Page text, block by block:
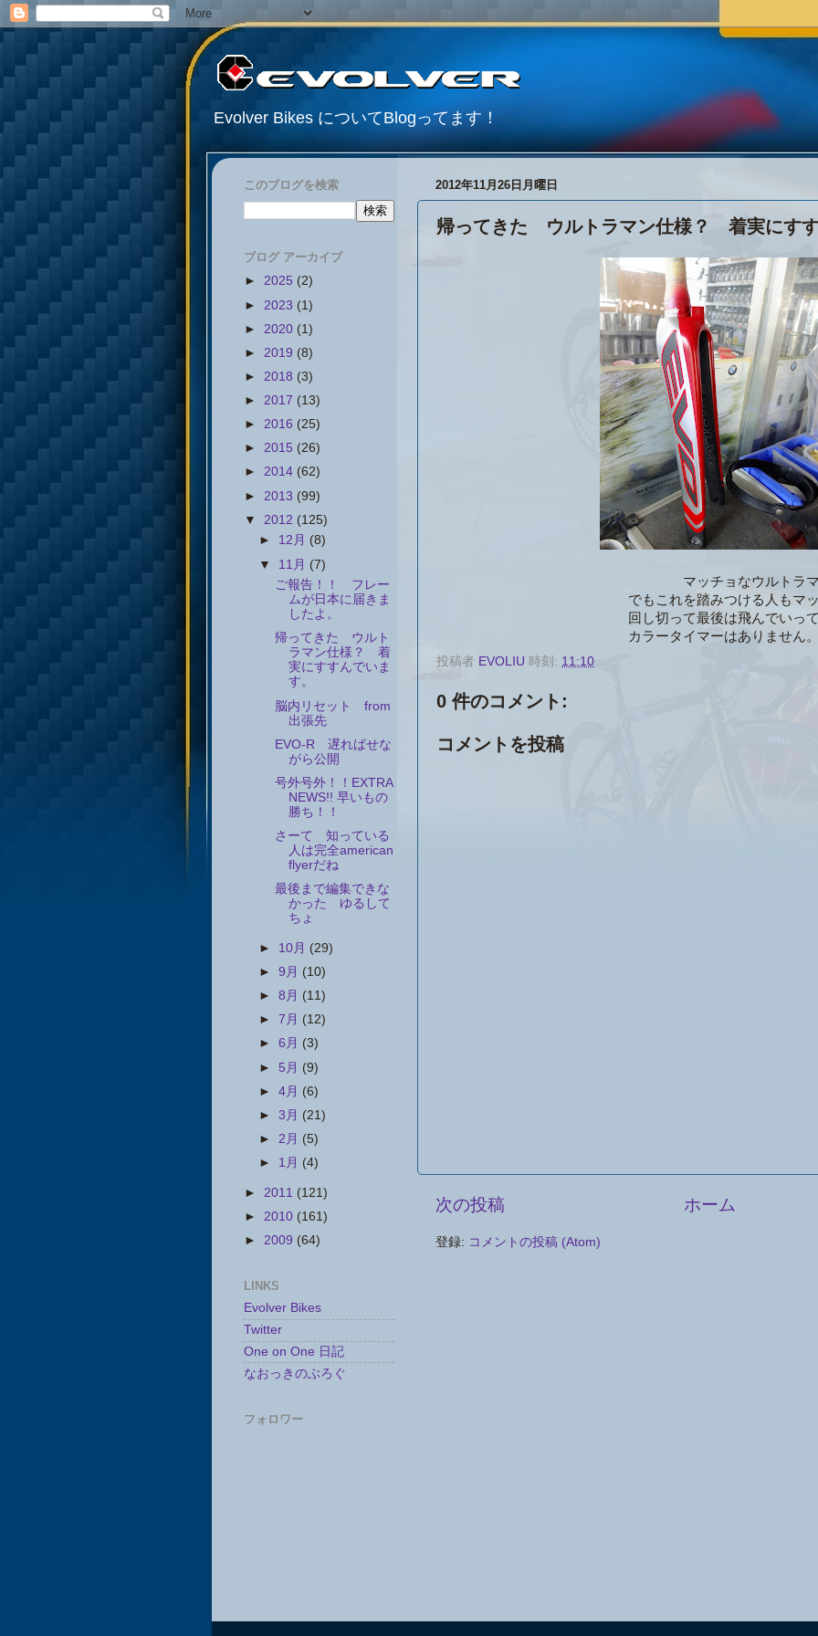
Evolver Bikes についてBlogってます！
2012年11月26日月曜日
帰ってきた ウルトラマン仕様？ 着実にす
マッチョなウルトラマン仕様が
でもこれを踏みつける人もマッチョな
回し切って最後は飛んでいってくださ
カラータイマーはありません
投稿者 EVOLIU 時刻: 11:10
0 件のコメント:
コメントを投稿
次の投稿 ホーム
登録: コメントの投稿 (Atom)
このブログを検索
ブログ アーカイブ
► 2025 (2)
► 2023 (1)
► 2020 (1)
► 2019 (8)
► 2018 (3)
► 2017 (13)
► 2016 (25)
► 2015 (26)
► 2014 (62)
► 2013 (99)
▼ 2012 (125)
► 12月 (8)
▼ 11月 (7)
ご報告！！ フレー
ムが日本に届きま
したよ。
帰ってきた ウルト
ラマン仕様？ 着
実にすすんでいま
す。
脳内リセット from
出張先
EVO-R 遅ればせな
がら公開
号外号外！！EXTRA
NEWS!! 早いもの
勝ち！！
さーて 知っている
人は完全american
flyerだね
最後まで編集できな
かった ゆるして
ちょ
► 10月 (29)
►9月 (10)
►8月 (11)
►7月 (12)
►6月 (3)
► 5月 (9)
►4月 (6)
►3月 (21)
► 2月 (5)
► 1月 (4)
► 2011 (121)
► 2010 (161)
► 2009 (64)
LINKS
Evolver Bikes
Twitter
One on One 日記
なおっきのぶろぐ
フォロワー